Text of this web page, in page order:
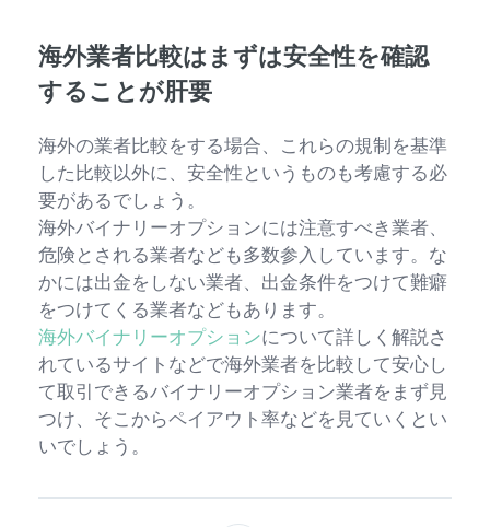
海外業者比較はまずは安全性を確認
することが肝要
海外の業者比較をする場合、これらの規制を基準
した比較以外に、安全性というものも考慮する必
要があるでしょう。
海外バイナリーオプションには注意すべき業者、
危険とされる業者なども多数参入しています。な
かには出金をしない業者、出金条件をつけて難癖
をつけてくる業者などもあります。
海外バイナリーオプションについて詳しく解説さ
れているサイトなどで海外業者を比較して安心し
て取引できるバイナリーオプション業者をまず見
つけ、そこからペイアウト率などを見ていくとい
いでしょう。